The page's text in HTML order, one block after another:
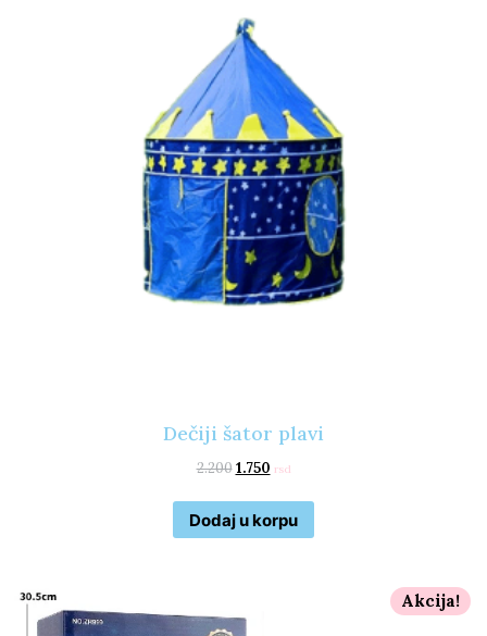
Dečiji šator plavi
2.200 1.750 rsd
Dodaj u korpu
Akcija!